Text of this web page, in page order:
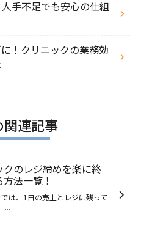
手不足でも安心の仕組
！クリニックの業務効
関連記事
クのレジ締めを楽に終
法一覧！
は、1日の売上とレジに残って
....